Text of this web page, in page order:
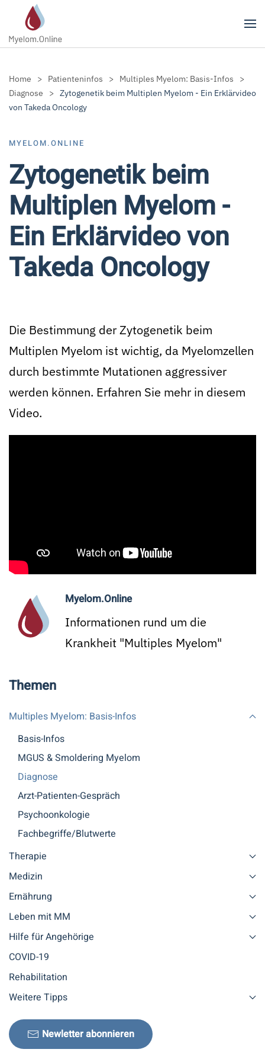
Zum Hauptinhalt springen
Home Patienteninfos
Multiples Myelom: Basis-Infos
Diagnose
Zytogenetik beim Multiplen Myelom - Ein Erklärvideo
von Takeda Oncology
MYELOM.ONLINE
Zytogenetik beim
Multiplen Myelom -
Ein Erklärvideo von
Takeda Oncology
Die Bestimmung der Zytogenetik beim
Multiplen Myelom ist wichtig, da Myelomzellen
durch bestimmte Mutationen aggressiver
werden können. Erfahren Sie mehr in diesem
Video.
Myelom.Online
Informationen rund um die
Krankheit "Multiples Myelom"
Themen
Multiples Myelom: Basis-Infos
Basis-Infos
MGUS & Smoldering Myelom
Diagnose
Arzt-Patienten-Gespräch
Psychoonkologie
Fachbegriffe/Blutwerte
Therapie
Medizin
Ernährung
Leben mit MM
Hilfe für Angehörige
COVID-19
Rehabilitation
Weitere Tipps
Newletter abonnieren